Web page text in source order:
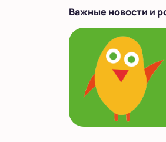
Важные новости и